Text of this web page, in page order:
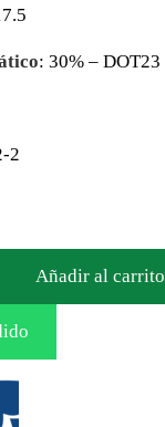
: 30% – DOT23
2
Añadir al carrito